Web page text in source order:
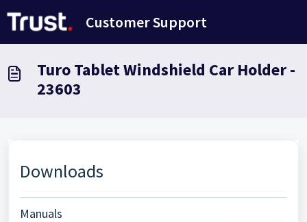
Customer Support
Turo Tablet Windshield Car Holder -
23603
Downloads
Manuals